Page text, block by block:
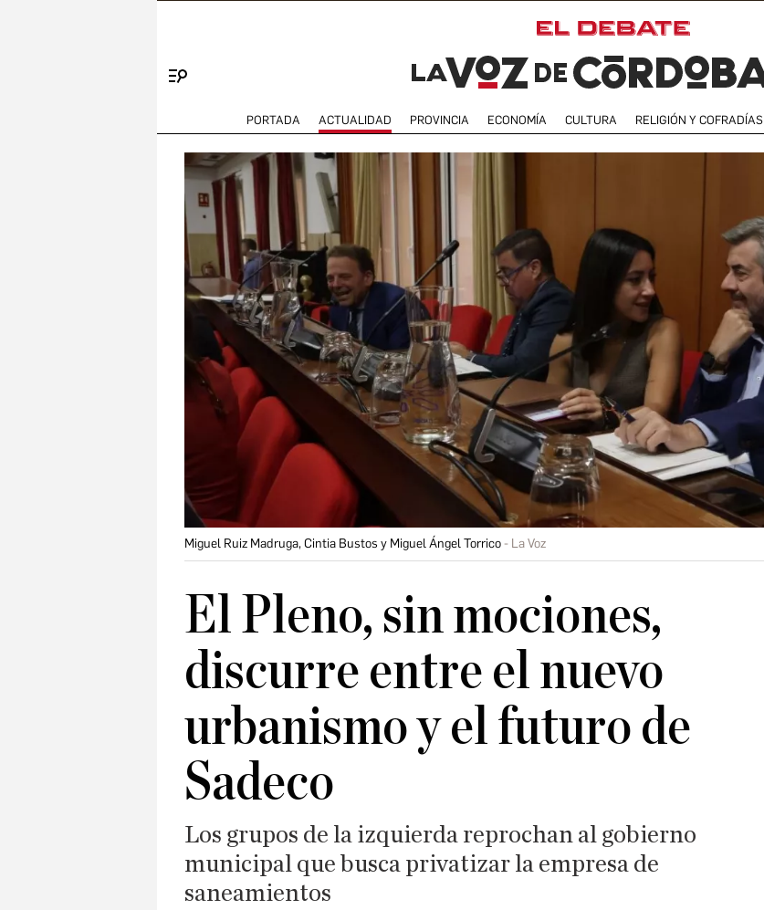
PORTADA ACTUALIDAD PROVINCIA ECONOMÍA CULTURA RELIGIÓN Y COFRADÍAS
Miguel Ruiz Madruga, Cintia Bustos y Miguel Ángel Torrico La Voz
El Pleno, sin mociones,
discurre entre el nuevo
urbanismo y el futuro de
Sadeco
Los grupos de la izquierda reprochan al gobierno
municipal que busca privatizar la empresa de
saneamientos